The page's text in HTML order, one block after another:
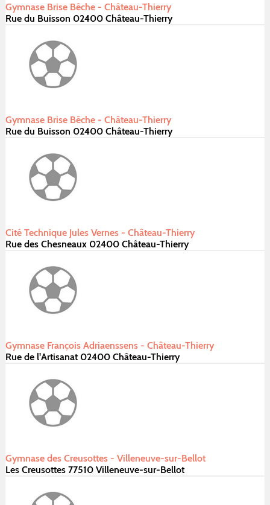
Gymnase Brise Bêche - Château-Thierry
Rue du Buisson 02400 Château-Thierry
Gymnase Brise Bêche - Château-Thierry
Rue du Buisson 02400 Château-Thierry
Cité Technique Jules Vernes - Château-Thierry
Rue des Chesneaux 02400 Château-Thierry
Gymnase François Adriaenssens - Château-Thierry
Rue de l'Artisanat 02400 Château-Thierry
Gymnase des Creusottes - Villeneuve-sur-Bellot
Les Creusottes 77510 Villeneuve-sur-Bellot